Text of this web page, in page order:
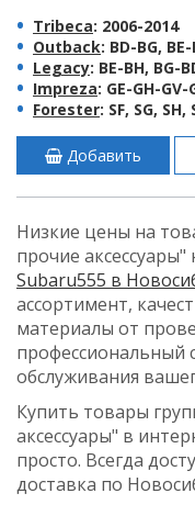
Tribeca: 2006-2014
Outback: BD-BG,
Legacy: BE-BH, BG-
Impreza: GE-GH-GV-
Forester: SF, SG, SH,
Добавить
Низкие цены на
прочие
Subaru555 в
ассортимент,
материалы от
профессиональный
обслуживания
Купить товары
аксессуары" в
просто. Всегда
доставка по